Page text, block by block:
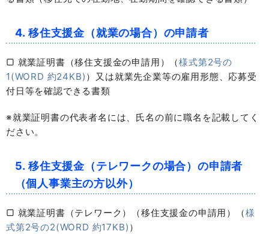
4. 移住支援金（就業の場合）の申請者
▢ 就業証明書（移住支援金の申請用）（様式第2号の
1(WORD 約24KB) ）又は就業先企業等の雇用形態、応募受
付日等を確認できる書類
※就業証明書の代表者名には、氏名の前に職名を記載してく
ださい。
5. 移住支援金（テレワークの場合）の申請者
（個人事業主の方以外）
▢ 就業証明書（テレワーク）（移住支援金の申請用）（様
式第2号の2(WORD 約17KB) ）